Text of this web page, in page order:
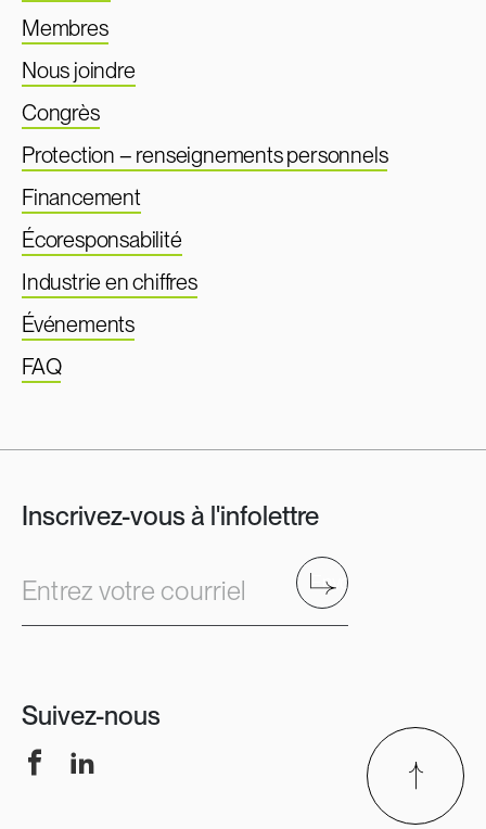
Membres
Nous joindre
Congrès
Protection – renseignements personnels
Financement
Écoresponsabilité
Industrie en chiffres
Événements
FAQ
Inscrivez-vous à l'infolettre
Entrez votre courriel Envoyer
Suivez-nous
FacebookLinkedIn